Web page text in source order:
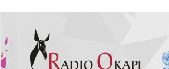
contenu
principal